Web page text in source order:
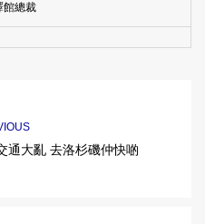
館總裁
通大亂 去洛杉磯仲快啲